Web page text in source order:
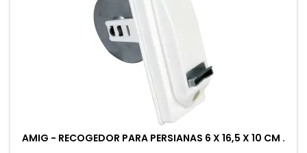
AMIG - RECOGEDOR PARA PERSIANAS 6 X 16,5 X 10 CM .